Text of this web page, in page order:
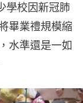
學校因新冠肺
畢業禮規模縮
水準還是一如